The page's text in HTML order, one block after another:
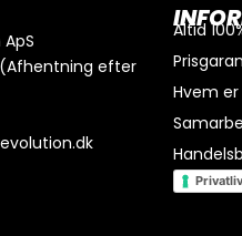
efter
Altid
Hvem er